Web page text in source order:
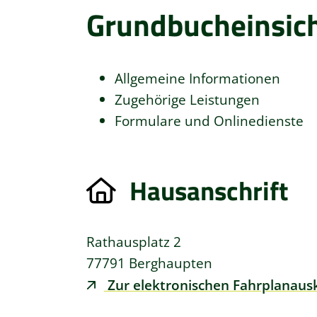
Allgemeine Informationen
Zugehörige Leistungen
Formulare und Onlinedienste
Hausanschrift
Rathausplatz 2
77791 Berghaupten
Zur elektronischen